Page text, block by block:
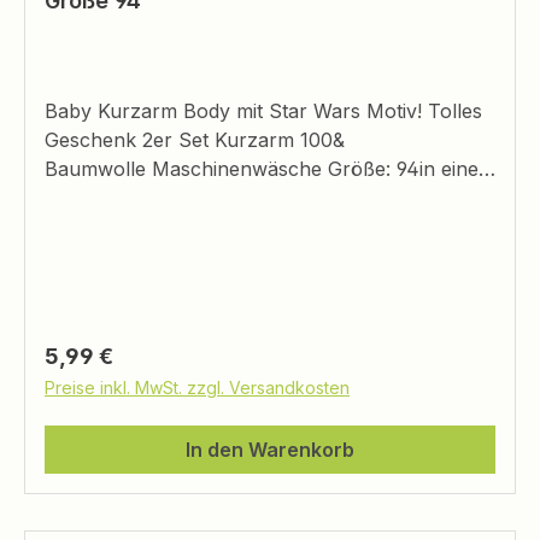
Baby Kurzarm Body mit Star Wars Motiv! Tolles
Geschenk 2er Set Kurzarm 100&
Baumwolle Maschinenwäsche Größe: 94in einer
Regulärer Preis:
5,99 €
Preise inkl. MwSt. zzgl. Versandkosten
In den Warenkorb